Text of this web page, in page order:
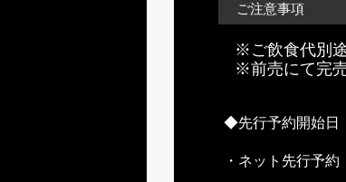
ご注意事項
※ご飲食代別
※前売にて完
◆先行予約開始日
・ネット先行予約